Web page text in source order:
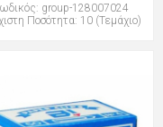
group-128007024
Ποσότητα: 10 (Τεμάχιο)